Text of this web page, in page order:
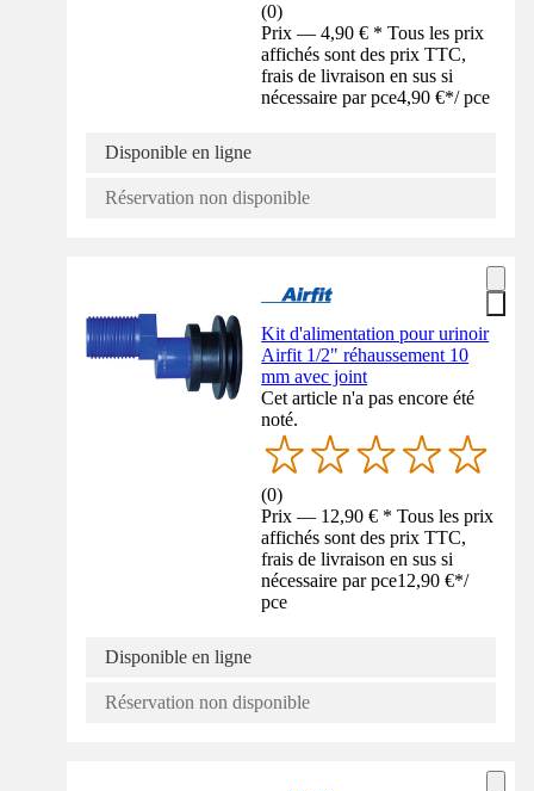
(0)
Prix — 4,90 € * Tous les prix
affichés sont des prix TTC,
frais de livraison en sus si
nécessaire par pce4,90 €*/ pce
Disponible en ligne
Réservation non disponible
Kit d'alimentation pour urinoir
Airfit 1/2" réhaussement 10
mm avec joint
Cet article n'a pas encore été
noté.
(0)
Prix — 12,90 € * Tous les prix
affichés sont des prix TTC,
frais de livraison en sus si
nécessaire par pce12,90 €*/
pce
Disponible en ligne
Réservation non disponible